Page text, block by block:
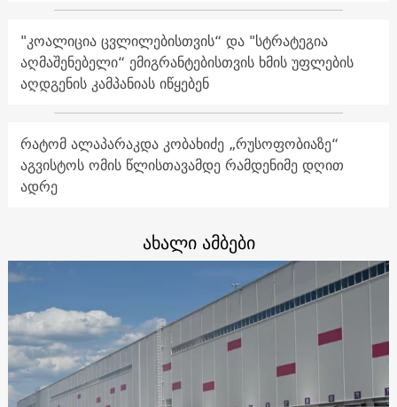
"კოალიცია ცვლილებისთვის“ და "სტრატეგია
აღმაშენებელი“ ემიგრანტებისთვის ხმის უფლების
აღდგენის კამპანიას იწყებენ
რატომ ალაპარაკდა კობახიძე „რუსოფობიაზე“
აგვისტოს ომის წლისთავამდე რამდენიმე დღით
ადრე
ახალი ამბები